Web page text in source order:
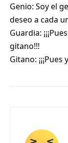
Genio: Soy el
deseo a cada
Guardia:
gitano!!!
Gitano: